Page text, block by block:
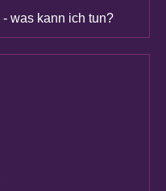
was kann ich tun?